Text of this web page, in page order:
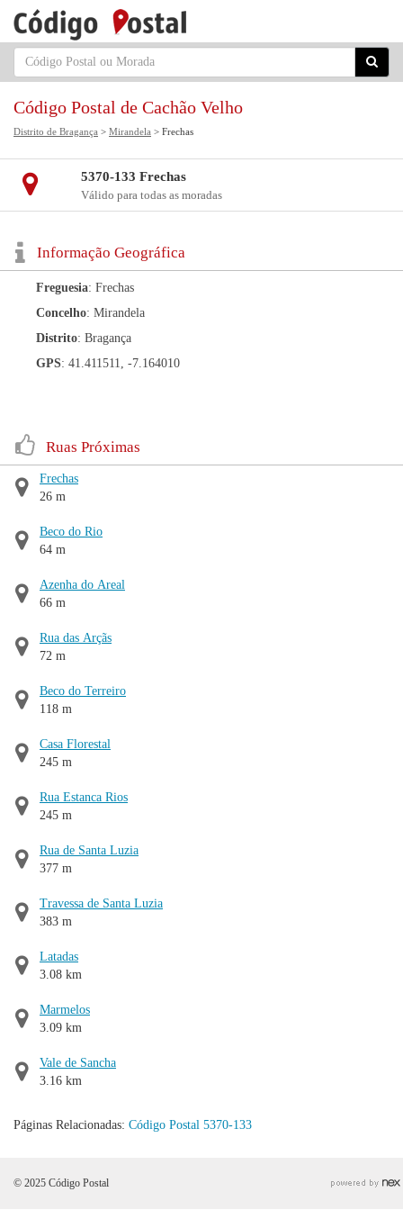
Código Postal de Cachão Velho
Distrito de Bragança > Mirandela > Frechas
5370-133 Frechas
Válido para todas as moradas
Informação Geográfica
Freguesia: Frechas
Concelho: Mirandela
Distrito: Bragança
GPS: 41.411511, -7.164010
Ruas Próximas
Frechas
26 m
Beco do Rio
64 m
Azenha do Areal
66 m
Rua das Arçãs
72 m
Beco do Terreiro
118 m
Casa Florestal
245 m
Rua Estanca Rios
245 m
Rua de Santa Luzia
377 m
Travessa de Santa Luzia
383 m
Latadas
3.08 km
Marmelos
3.09 km
Vale de Sancha
3.16 km
Páginas Relacionadas: Código Postal 5370-133
© 2025 Código Postal